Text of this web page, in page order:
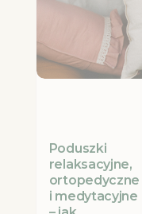
Poduszki
relaksacyjne,
ortopedyczne
i medytacyjne